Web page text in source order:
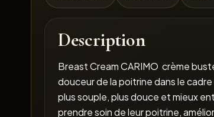
Description
Breast Cream CARIMO crème
douceur de la poitrine dans le
plus souple, plus douce et mieux
prendre soin de leur poitrine,